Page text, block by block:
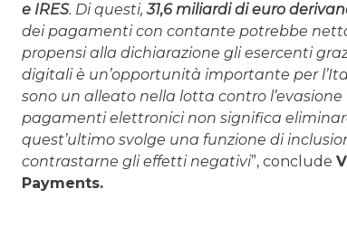
e IRES. Di questi,31,6 miliardi di euro
dei pagamenti con contante potrebbe
propensi alla dichiarazione gli esercenti
digitali è un’opportunità importante per
sono un alleato nella lotta contro
pagamenti elettronici non significa
quest’ultimo svolge una funzione di
contrastarne gli effetti negativi”, conclude
Payments.